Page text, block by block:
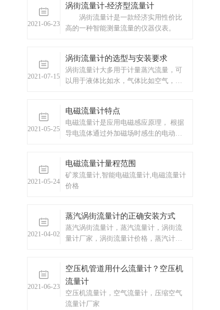
2021-06-23
涡街流量计-经济型流量计
涡街流量计是一款经济实用性价比
高的一种智能测量流量的仪器仪表。
2021-07-15
涡街流量计的选型与安装要求
涡街流量计大多用于计量蒸汽流量，可
以用于液体比如水，气体比如空气，氧
产过程、能源流量、环境保护工程、交
通运输等。
2021-05-25
电磁流量计特点
电磁流量计是应用电磁感应原理， 根据
导电流体通过外加磁场时感生的电动势
磁场。
2021-05-24
电磁流量计量程范围
矿浆流量计,智能电磁流量计,电磁流量计
价格
2021-04-02
蒸汽涡街流量计的正确安装方式
蒸汽涡街流量计，蒸汽流量计，涡街流
量计厂家，涡街流量计价格，蒸汽计量
2021-06-23
空压机管道用什么流量计？空压机
流量计
空压机流量计，空气流量计，压缩空气
流量计厂家